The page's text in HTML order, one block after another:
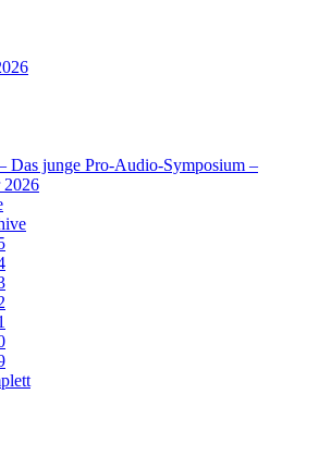
Das junge Pro-Audio-Symposium –
2026